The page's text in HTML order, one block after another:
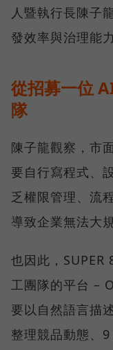
人暨執行長陳子
發效率與治理能
從招募一位
隊
陳子龍觀察，市
要自行寫程式、
乏權限管理、流
導致企業無法大
也因此，
工團隊的平台 –
要以自然語言描
整理競品動態、